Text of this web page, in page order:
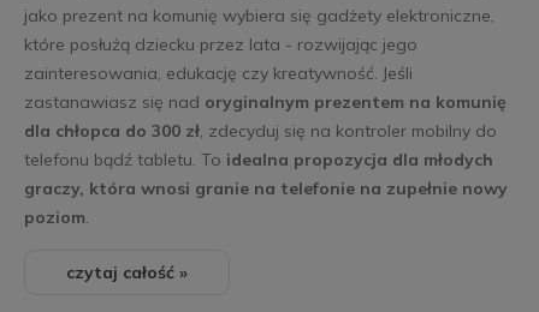
jako prezent na komunię wybiera się gadżety elektroniczne,
które posłużą dziecku przez lata - rozwijając jego
zainteresowania, edukację czy kreatywność. Jeśli
zastanawiasz się nad oryginalnym prezentem na komunię
dla chłopca do 300 zł, zdecyduj się na kontroler mobilny do
telefonu bądź tabletu. To idealna propozycja dla młodych
graczy, która wnosi granie na telefonie na zupełnie nowy
poziom.
czytaj całość »